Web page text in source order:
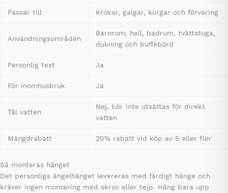
Passar till Krokar, galgar, korgar och förvaring
Användningsområden
Barnrum, hall, badrum, tvättstuga,
dukning och buffébord
Personlig text Ja
För inomhusbruk Ja
Tål vatten
Nej, bör inte utsättas för direkt
vatten
Mängdrabatt 20% rabatt vid köp av 5 eller fler
Så monteras hänget
Det personliga ängelhänget levereras med färdigt hänge och
kräver ingen montering med skruv eller tejp. Häng bara upp